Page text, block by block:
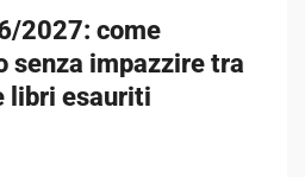
2027: come
senza impazzire tra
libri esauriti